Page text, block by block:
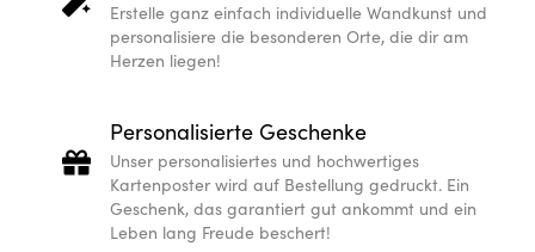
Erstelle ganz einfach individuelle Wandkunst und
personalisiere die besonderen Orte, die dir am
Herzen liegen!
Personalisierte Geschenke
Unser personalisiertes und hochwertiges
Kartenposter wird auf Bestellung gedruckt. Ein
Geschenk, das garantiert gut ankommt und ein
Leben lang Freude beschert!